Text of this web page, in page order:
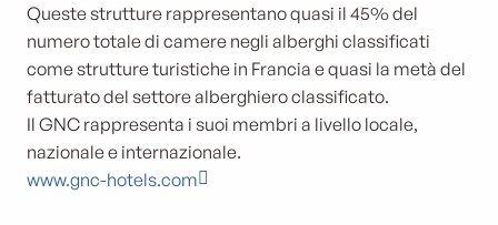
Queste strutture rappresentano quasi il 45% del
numero totale di camere negli alberghi classificati
come strutture turistiche in Francia e quasi la metà del
fatturato del settore alberghiero classificato.
Il GNC rappresenta i suoi membri a livello locale,
nazionale e internazionale.
www.gnc-hotels.com